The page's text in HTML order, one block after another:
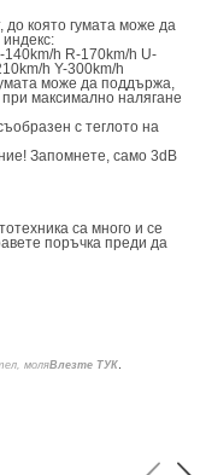
до която гумата може да
140km/h R-170km/h U-
h Y-300km/h
може да поддържа,
при максимално налягане
с теглото на
Запомнете, само 3dB
са много и се
поръчка преди да
моляВлезте ТУК